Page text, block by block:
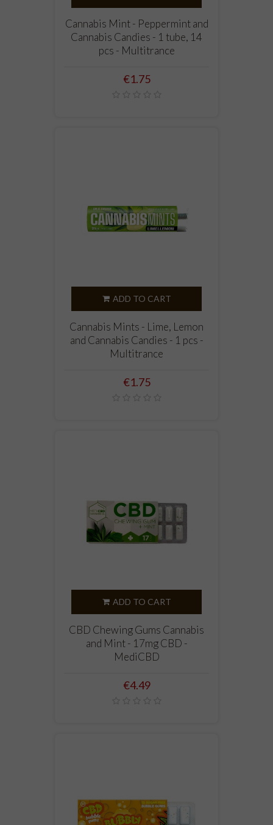
Cannabis Mint - Peppermint and
Cannabis Candies - 1 tube, 14
pcs - Multitrance
Price
€1.75
ADD TO CART
Cannabis Mints - Lime, Lemon
and Cannabis Candies - 1 pcs -
Multitrance
Price
€1.75
ADD TO CART
CBD Chewing Gums Cannabis
and Mint - 17mg CBD -
MediCBD
Price
€4.49